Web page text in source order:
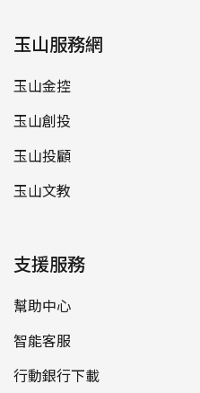
玉山服務網
玉山金控
玉山創投
玉山投顧
玉山文教
支援服務
幫助中心
智能客服
行動銀行下載